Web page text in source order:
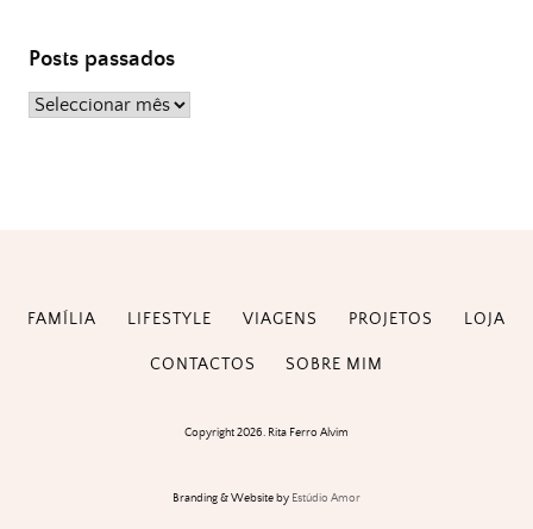
Posts passados
Posts
FAMÍLIA LIFESTYLE VIAGENS PROJETOS LOJA
CONTACTOS SOBRE MIM
Copyright 2026. Rita Ferro Alvim
Branding & Website by Estúdio Amor